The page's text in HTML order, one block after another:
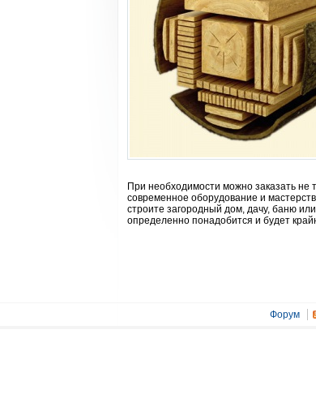
При необходимости можно заказать не
современное оборудование и
строите загородный дом, дачу, баню
определенно понадобится и будет
Форум